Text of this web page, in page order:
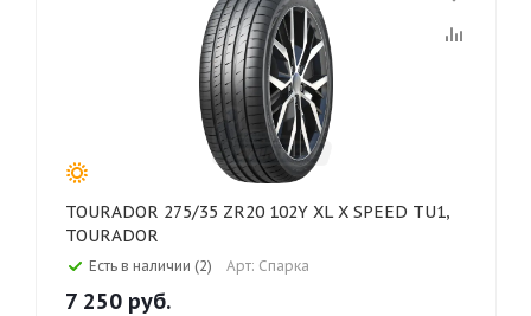
TOURADOR 275/35 ZR20 102Y XL X SPEED TU1,
TOURADOR
Есть в наличии (2) Арт: Спарка
7 250 руб.